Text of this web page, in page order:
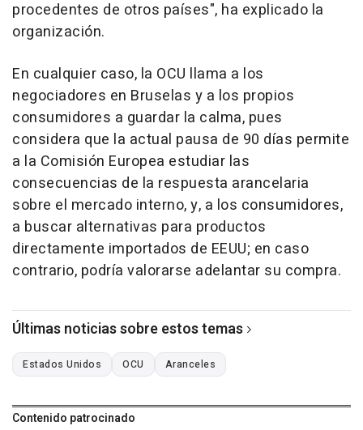
procedentes de otros países", ha explicado la
organización.
En cualquier caso, la OCU llama a los
negociadores en Bruselas y a los propios
consumidores a guardar la calma, pues
considera que la actual pausa de 90 días permite
a la Comisión Europea estudiar las
consecuencias de la respuesta arancelaria
sobre el mercado interno, y, a los consumidores,
a buscar alternativas para productos
directamente importados de EEUU; en caso
contrario, podría valorarse adelantar su compra.
Últimas noticias sobre estos temas
Estados Unidos OCU Aranceles
Contenido patrocinado